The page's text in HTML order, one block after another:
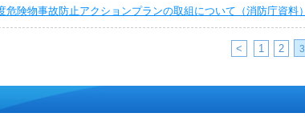
危険物事故防止アクションプランの取組について（消防庁資料）
< 1 2 3